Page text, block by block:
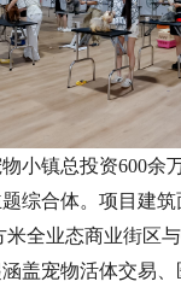
小镇总投资600余
综合体。项目建筑
米全业态商业街区
盖宠物活体交易、